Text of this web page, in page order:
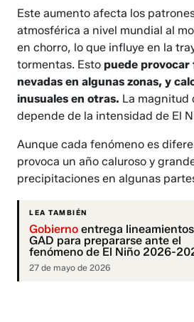
Este aumento afecta los
atmosférica a nivel mundial al
en chorro, lo que influye en la
tormentas. Estopuede
nevadas en algunas zonas, y
inusuales en otras. La magnitud
depende de la intensidad de El
Aunque cada fenómeno es
provoca un año caluroso y
precipitaciones en algunas
LEA TAMBIÉN
Gobierno entrega
GAD para prepararse ante el
fenómeno de El Niño 2026-
27 de mayo de 2026